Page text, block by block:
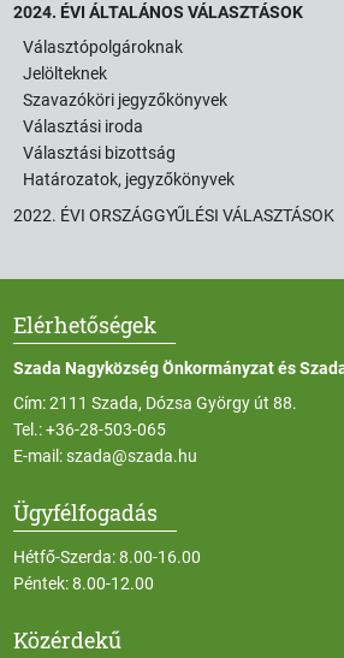
2024. ÉVI ÁLTALÁNOS VÁLASZTÁSOK
Választópolgároknak
Jelölteknek
Szavazóköri jegyzőkönyvek
Választási iroda
Választási bizottság
Határozatok, jegyzőkönyvek
2022. ÉVI ORSZÁGGYŰLÉSI VÁLASZTÁSOK
Elérhetőségek
Szada Nagyközség Önkormányzat és
Cím: 2111 Szada, Dózsa György út 88.
Tel.:+36-28-503-065
E-mail:szada@szada.hu
Ügyfélfogadás
Hétfő-Szerda: 8.00-16.00
Péntek: 8.00-12.00
Közérdekű